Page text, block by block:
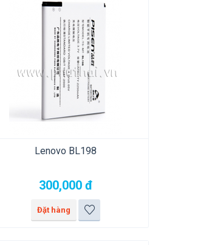
Lenovo BL198
300,000 đ
Đặt hàng